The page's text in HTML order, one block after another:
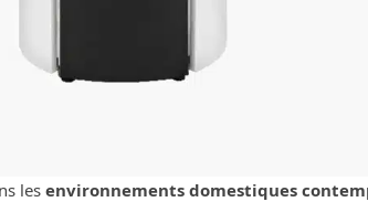
les environnements domestiques